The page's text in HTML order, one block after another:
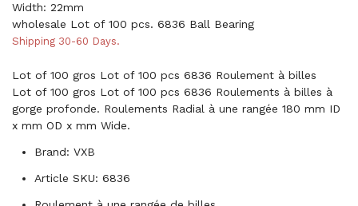
Width: 22mm
wholesale Lot of 100 pcs. 6836 Ball Bearing
Shipping 30-60 Days.
Lot of 100 gros Lot of 100 pcs 6836 Roulement à billes
Lot of 100 gros Lot of 100 pcs 6836 Roulements à billes à
gorge profonde. Roulements Radial à une rangée 180 mm ID
x mm OD x mm Wide.
Brand: VXB
Article SKU: 6836